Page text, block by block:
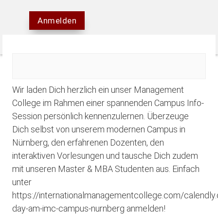
Anmelden
Wir laden Dich herzlich ein unser Management
College im Rahmen einer spannenden Campus Info-
Session persönlich kennenzulernen. Überzeuge
Dich selbst von unserem modernen Campus in
Nürnberg, den erfahrenen Dozenten, den
interaktiven Vorlesungen und tausche Dich zudem
mit unseren Master & MBA Studenten aus. Einfach
unter
https://internationalmanagementcollege.com/
day-am-imc-campus-nurnberg anmelden!